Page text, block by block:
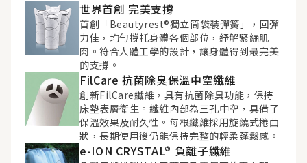
世界首創 完美支撐
首創「Beautyrest®獨立筒袋裝彈簧」，回彈
力佳，均勻撐托身體各個部位，紓解緊繃肌
肉。符合人體工學的設計，讓身體得到最完美
的支撐。
FilCare 抗菌除臭保溫中空纖維
創新FilCare纖維，具有抗菌除臭功能，保持
床墊表層衛生。纖維內部為三孔中空，具備了
保溫效果及耐久性。每根纖維採用旋繞式捲曲
狀，長期使用後仍能保持完整的輕柔蓬鬆感。
e-ION CRYSTAL® 負離子纖維